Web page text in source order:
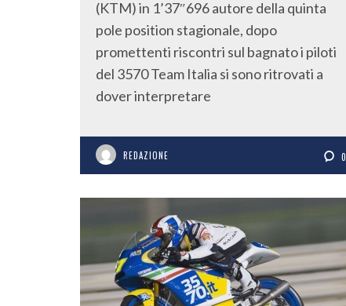
(KTM) in 1’37″696 autore della quinta
pole position stagionale, dopo
promettenti riscontri sul bagnato i piloti
del 3570 Team Italia si sono ritrovati a
dover interpretare
REDAZIONE 0